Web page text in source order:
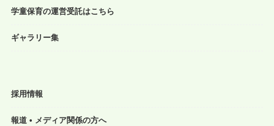
学童保育の運営受託はこちら
ギャラリー集
採用情報
報道 • メディア関係の方へ